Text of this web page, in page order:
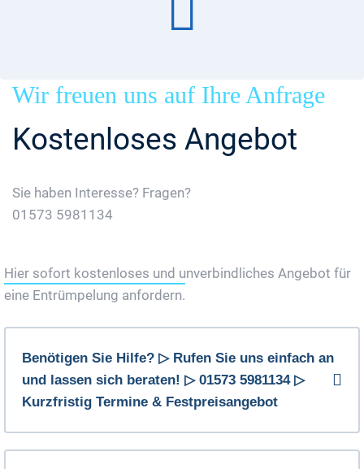
Wir freuen uns auf Ihre Anfrage
Kostenloses Angebot
Sie haben Interesse? Fragen?
01573 5981134
Hier sofort kostenloses und unverbindliches Angebot für
eine Entrümpelung anfordern.
Benötigen Sie Hilfe? ▷ Rufen Sie uns einfach an
und lassen sich beraten! ▷ 01573 5981134 ▷
Kurzfristig Termine & Festpreisangebot